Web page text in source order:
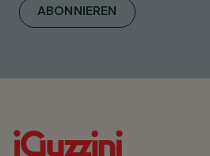
ABONNIEREN